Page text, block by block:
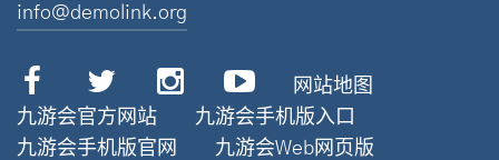
info@demolink.org
网站地图
九游会官方网站
九游会手机版入口
九游会手机版官网
九游会Web网页版